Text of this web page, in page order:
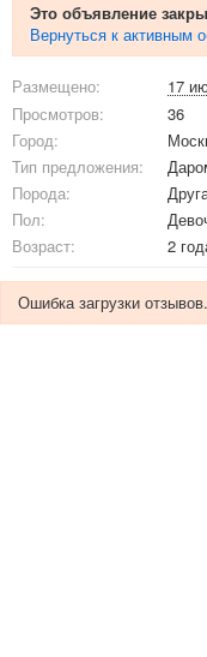
Это объявление
Вернуться к активным
Размещено:
17
Просмотров:
36
Город:
Тип предложения:
Порода:
Пол:
Возраст:
2
Ошибка загрузки